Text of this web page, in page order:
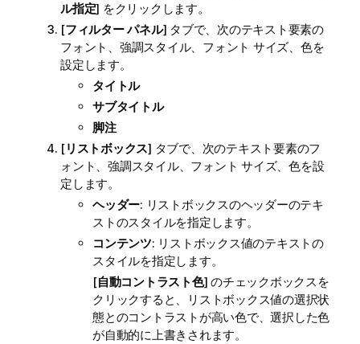
ル指定] をクリックします。
[フィルター パネル] タブで、次のテキスト要素の
フォント、強調スタイル、フォント サイズ、色を
設定します。
タイトル
サブタイトル
脚注
[リストボックス] タブで、次のテキスト要素のフ
ォント、強調スタイル、フォント サイズ、色を設
定します。
ヘッダー: リストボックスのヘッダーのテキ
ストのスタイルを指定します。
コンテンツ: リストボックス値のテキストの
スタイルを指定します。
[自動コントラスト色] のチェックボックスを
クリックすると、リストボックス値の選択状
態とのコントラストが高い色で、選択した色
が自動的に上書きされます。